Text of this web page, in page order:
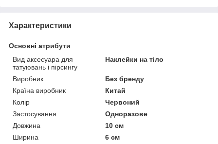
Характеристики
Основні атрибути
Вид аксесуара для
татуювань і пірсингу
Наклейки на тіло
Виробник
Без бренду
Країна виробник
Китай
Колір
Червоний
Застосування
Одноразове
Довжина
10 см
Ширина
6 см